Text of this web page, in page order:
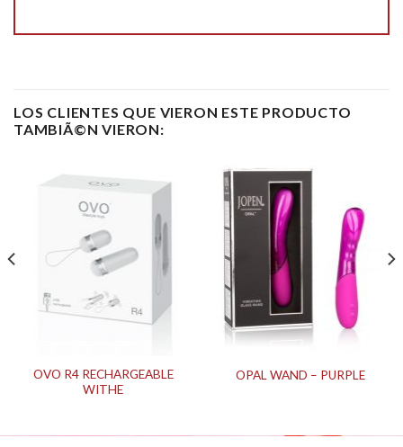
LOS CLIENTES QUE VIERON ESTE PRODUCTO
TAMBIÃ©N VIERON:
OVO R4 RECHARGEABLE
WITHE
OPAL WAND – PURPLE